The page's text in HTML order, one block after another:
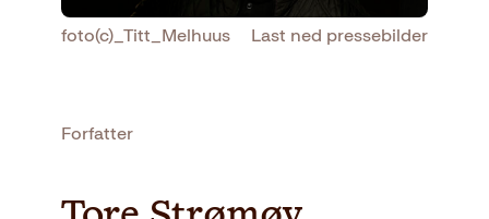
foto(c)_Titt_Melhuus Last ned pressebilder
Forfatter